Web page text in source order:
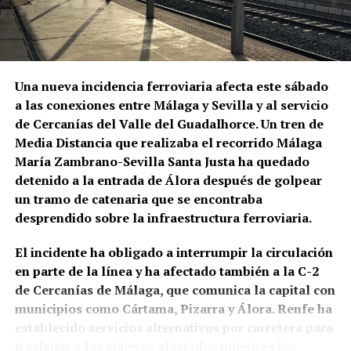
programación identifica entre las figuras esenciales
de aquella época a La Niña de los Peines, Manuel
Vallejo y Pepe Marchena.
Pepe Marchena, en el centro de
aquella transformación
José Tejada Martín, Pepe Marchena, fue uno de los
artistas que mejor representó aquel cambio de
escala. Su enorme popularidad durante las décadas
centrales del siglo XX estuvo vinculada a los
fandangos, los cantes libres y los cantes de ida y
personal de ornamentar la melodía que generó
seguidores, imitadores y también intensas
controversias entre los defensores de distintas
concepciones del flamenco. DeFlamenco recuerda
Una nueva incidencia ferroviaria afecta este sábado
a las conexiones entre Málaga y Sevilla y al servicio
de Cercanías del Valle del Guadalhorce. Un tren de
Media Distancia que realizaba el recorrido Málaga
María Zambrano-Sevilla Santa Justa ha quedado
detenido a la entrada de Álora después de golpear
un tramo de catenaria que se encontraba
desprendido sobre la infraestructura ferroviaria.
El incidente ha obligado a interrumpir la circulación
en parte de la línea y ha afectado también a la C-2
de Cercanías de Málaga, que comunica la capital con
municipios como Cártama, Pizarra y Álora. Renfe ha
establecido servicios alternativos por carretera para